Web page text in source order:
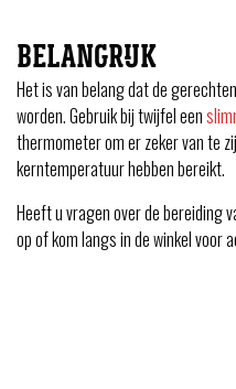
BELANGRIJK
Het is van belang dat de
worden. Gebruik bij twijfel een
thermometer om er zeker van te
kerntemperatuur hebben bereikt.
Heeft u vragen over de bereiding
op of kom langs in de winkel voor